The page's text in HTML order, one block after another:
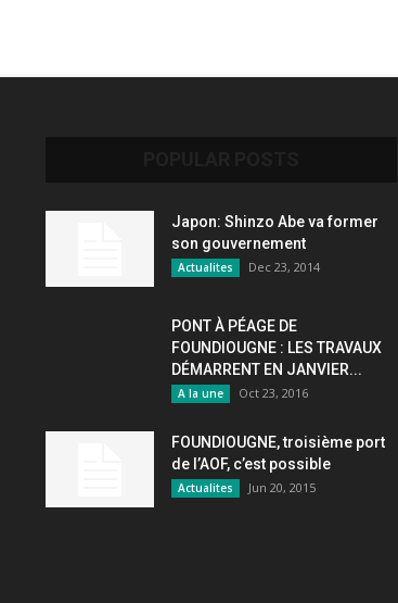
Japon: Shinzo Abe va former
son gouvernement
Actualites Dec 23, 2014
PONT À PÉAGE DE
FOUNDIOUGNE : LES TRAVAUX
DÉMARRENT EN JANVIER...
A la une Oct 23, 2016
FOUNDIOUGNE, troisième port
de l’AOF, c’est possible
Actualites Jun 20, 2015